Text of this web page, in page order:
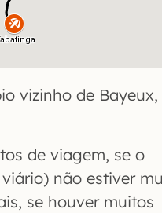
vizinho de Bayeux,
de viagem, se o
não estiver
se houver muitos